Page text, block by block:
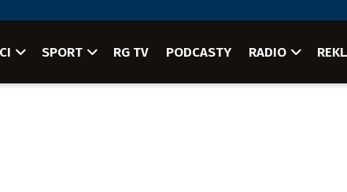
SPORT RG TV PODCASTY RADIO